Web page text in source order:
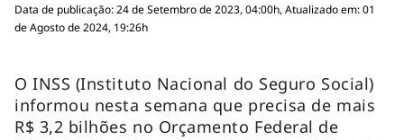
Data de publicação: 24 de Setembro de 2023, 04:00h, Atualizado em: 01
de Agosto de 2024, 19:26h
O INSS (Instituto Nacional do Seguro Social)
informou nesta semana que precisa de mais
R$ 3,2 bilhões no Orçamento Federal de